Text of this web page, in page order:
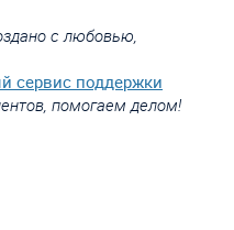
с любовью,
сервис поддержки
помогаем делом!